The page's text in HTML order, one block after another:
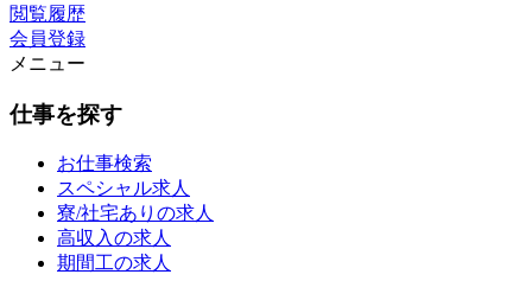
閲覧履歴
会員登録
メニュー
仕事を探す
お仕事検索
スペシャル求人
寮/社宅ありの求人
高収入の求人
期間工の求人